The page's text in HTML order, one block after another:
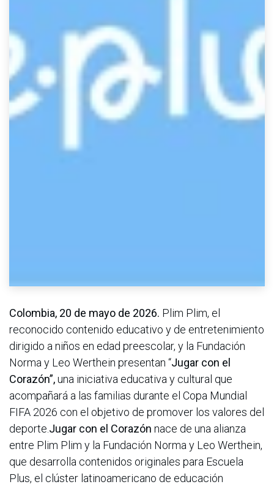
Colombia, 20 de mayo de 2026. Plim Plim, el
reconocido contenido educativo y de entretenimiento
dirigido a niños en edad preescolar, y la Fundación
Norma y Leo Werthein presentan “Jugar con el
Corazón”,una iniciativa educativa y cultural que
acompañará a las familias durante el Copa Mundial
FIFA 2026 con el objetivo de promover los valores del
deporte. Jugar con el Corazón nace de una alianza
entre Plim Plim y la Fundación Norma y Leo Werthein,
que desarrolla contenidos originales para Escuela
Plus, el clúster latinoamericano de educación